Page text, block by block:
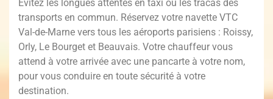
Évitez les longues attentes en taxi ou les tracas des
transports en commun. Réservez votre navette VTC
Val-de-Marne vers tous les aéroports parisiens : Roissy,
Orly, Le Bourget et Beauvais. Votre chauffeur vous
attend à votre arrivée avec une pancarte à votre nom,
pour vous conduire en toute sécurité à votre
destination.